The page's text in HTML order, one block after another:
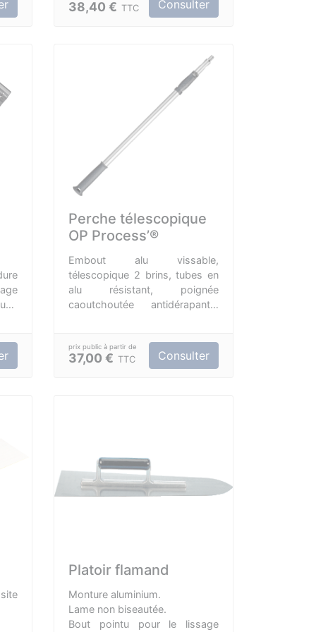
Pour la finition et le ratissage
Pour l'application et la finition
des enduits de décoration.
Ergonomique, légère et
38,40 € TTC Consulter
Perche télescopique
OP Process’®
Embout alu vissable,
télescopique 2 brins, tubes en
alu résistant, poignée
caoutchoutée antidérapante,
37,00 € TTC Consulter
Platoir flamand
Monture aluminium.
Lame non biseautée.
Bout pointu pour le lissage